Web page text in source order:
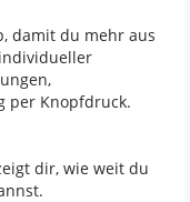
damit du mehr aus
per Knopfdruck.
dir, wie weit du